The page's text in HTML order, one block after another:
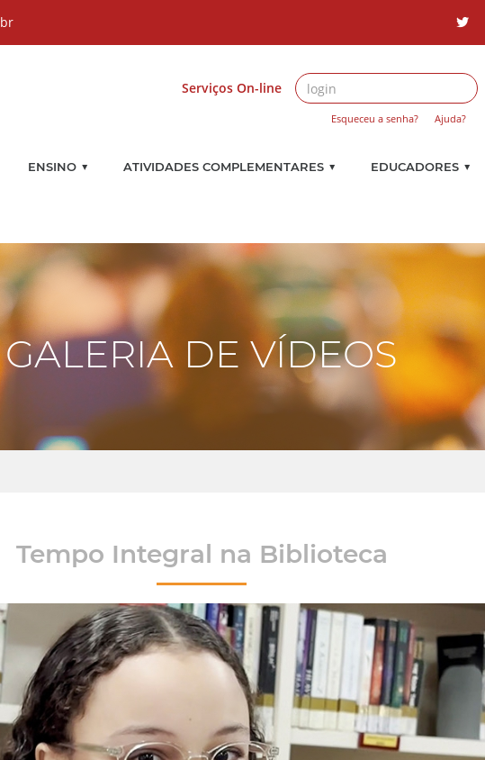
Serviços On-line
Esqueceu a senha? Ajuda?
ENSINO ▼ ATIVIDADES COMPLEMENTARES ▼ EDUCADORES ▼
GALERIA DE VÍDEOS
Tempo Integral na Biblioteca